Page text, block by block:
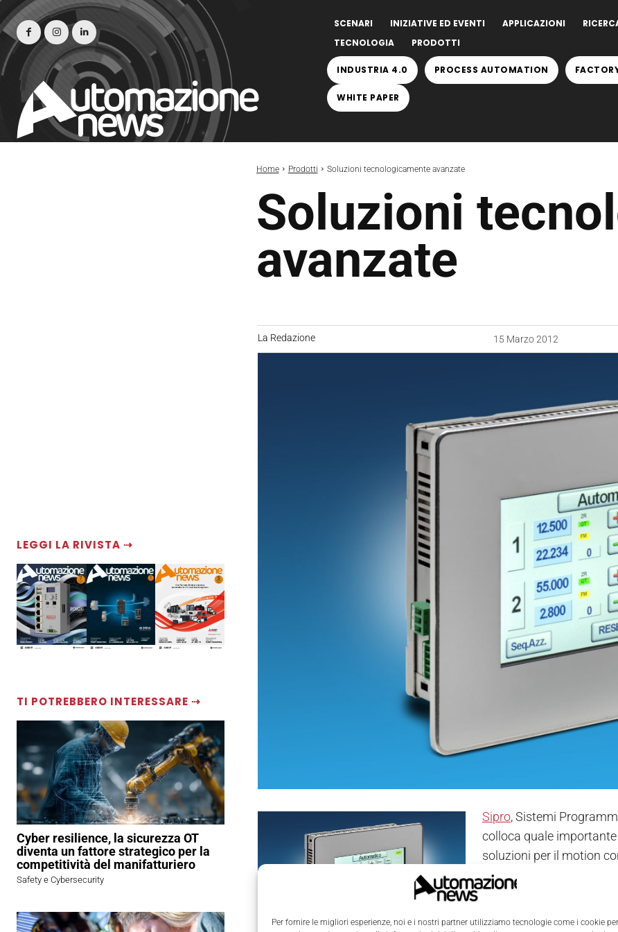
Per fornire le migliori esperienze, noi e i nostri partner utilizziamo tecnologie come i cookie per
SCENARI INIZIATIVE ED EVENTI APPLICAZIONI
TECNOLOGIA
PRODOTTI
INDUSTRIA 4.0 PROCESS AUTOMATION
WHITE PAPER
Home Prodotti Soluzioni tecnologicamente avanzate
Soluzioni
avanzate
LEGGI LA RIVISTA ⇢
TI POTREBBERO INTERESSARE ⇢
Cyber resilience, la sicurezza OT
diventa un fattore strategico per la
competitività del manifatturiero
Safety e Cybersecurity
La Redazione 15 Marzo 2012
Sipro, Sistemi
colloca quale
soluzioni per il motion
l’affidabilità e la qualità
anni, dai vari clienti.
fornitore ma un partner